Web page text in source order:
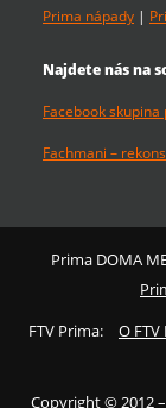
Prima nápady |
Najdete nás na
Facebook
Fachmani –
Prima DOMA
FTV Prima:
O
Copyright © 2012 –